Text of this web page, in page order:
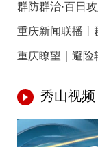
群防群治·百日
重庆新闻联播丨
重庆瞭望｜避险
秀山视频